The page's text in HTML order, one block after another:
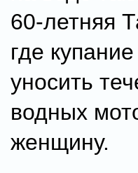
60-летняя
где
уносить
водных
женщину.